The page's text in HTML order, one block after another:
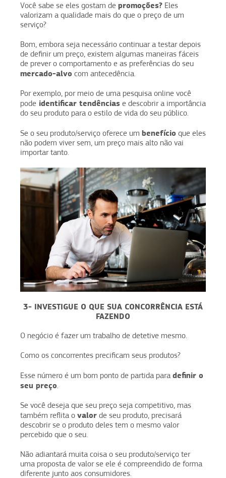
Você sabe se eles gostam de promoções? Eles
valorizam a qualidade mais do que o preço de um
serviço?
Bom, embora seja necessário continuar a testar depois
de definir um preço, existem algumas maneiras fáceis
de prever o comportamento e as preferências do seu
mercado-alvo com antecedência.
Por exemplo, por meio de uma pesquisa online você
pode identificar tendências e descobrir a importância
do seu produto para o estilo de vida do seu público.
Se o seu produto/serviço oferece um benefício que eles
não podem viver sem, um preço mais alto não vai
importar tanto.
3- INVESTIGUE O QUE SUA CONCORRÊNCIA ESTÁ
FAZENDO
O negócio é fazer um trabalho de detetive mesmo.
Como os concorrentes precificam seus produtos?
Esse número é um bom ponto de partida para definir o
seu preço.
Se você deseja que seu preço seja competitivo, mas
também reflita o valor de seu produto, precisará
descobrir se o produto deles tem o mesmo valor
percebido que o seu.
Não adiantará muita coisa o seu produto/serviço ter
uma proposta de valor se ele é compreendido de forma
diferente junto aos consumidores.